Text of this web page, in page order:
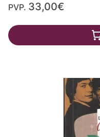
PVP. 33,00€